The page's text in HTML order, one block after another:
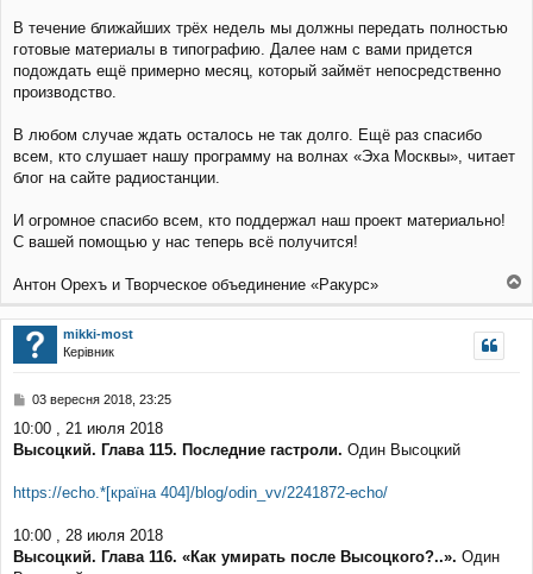
В течение ближайших трёх недель мы должны передать полностью
готовые материалы в типографию. Далее нам с вами придется
подождать ещё примерно месяц, который займёт непосредственно
производство.
В любом случае ждать осталось не так долго. Ещё раз спасибо
всем, кто слушает нашу программу на волнах «Эха Москвы», читает
блог на сайте радиостанции.
И огромное спасибо всем, кто поддержал наш проект материально!
С вашей помощью у нас теперь всё получится!
Антон Орехъ и Творческое объединение «Ракурс»
г
mikki-most
Керівник
П
в
і
о
м
е
н
03 вересня 2018, 23:25
10:00 , 21 июля 2018
Высоцкий. Глава 115. Последние гастроли. Один Высоцкий
https://echo.*[країна 404]/blog/odin_vv/2241872-echo/
10:00 , 28 июля 2018
Высоцкий. Глава 116. «Как умирать после Высоцкого?..». Один